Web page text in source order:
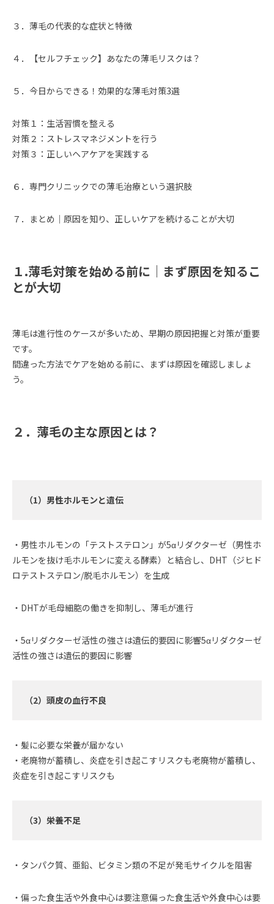
３．薄毛の代表的な症状と特徴
４．【セルフチェック】あなたの薄毛リスクは？
５．今日からできる！効果的な薄毛対策3選
対策１：生活習慣を整える
対策２：ストレスマネジメントを行う
対策３：正しいヘアケアを実践する
６．専門クリニックでの薄毛治療という選択肢
７．まとめ｜原因を知り、正しいケアを続けることが大切
１.薄毛対策を始める前に｜まず原因を知るこ
とが大切
薄毛は進行性のケースが多いため、早期の原因把握と対策が重要
です。
間違った方法でケアを始める前に、まずは原因を確認しましょ
う。
２．薄毛の主な原因とは？
（1）男性ホルモンと遺伝
・男性ホルモンの「テストステロン」が5αリダクターゼ（男性ホ
ルモンを抜け毛ホルモンに変える酵素）と結合し、DHT（ジヒド
ロテストステロン/脱毛ホルモン）を生成
・DHTが毛母細胞の働きを抑制し、薄毛が進行
・5αリダクターゼ活性の強さは遺伝的要因に影響5αリダクターゼ
活性の強さは遺伝的要因に影響
（2）頭皮の血行不良
・髪に必要な栄養が届かない
・老廃物が蓄積し、炎症を引き起こすリスクも老廃物が蓄積し、
炎症を引き起こすリスクも
（3）栄養不足
・タンパク質、亜鉛、ビタミン類の不足が発毛サイクルを阻害
・偏った食生活や外食中心は要注意偏った食生活や外食中心は要